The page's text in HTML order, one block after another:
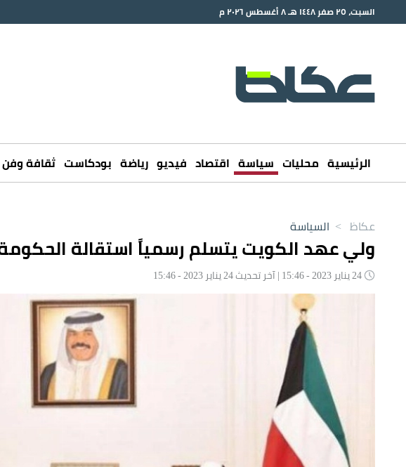
السبت، ٢٥ صفر ١٤٤٨ هـ ٨ أغسطس ٢٠٢٦ م
الرئيسية محليات سياسة اقتصاد فيديو رياضة بودكاست ثقافة وفن
عكاظ > السياسة
ولي عهد الكويت يتسلم رسمياً استقالة